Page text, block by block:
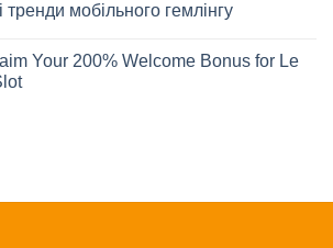
тренди мобільного гемлінгу
Your 200% Welcome Bonus for Le